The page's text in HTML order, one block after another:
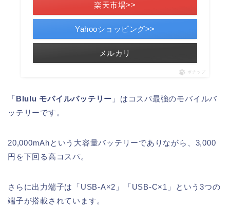
楽天市場>>
Yahooショッピング>>
メルカリ
ポチップ
「Blulu モバイルバッテリー 」はコスパ最強のモバイルバ
ッテリーです。
20,000mAhという大容量バッテリーでありながら、3,000
円を下回る高コスパ。
さらに出力端子は「USB-A×2」「USB-C×1」という3つの
端子が搭載されています。